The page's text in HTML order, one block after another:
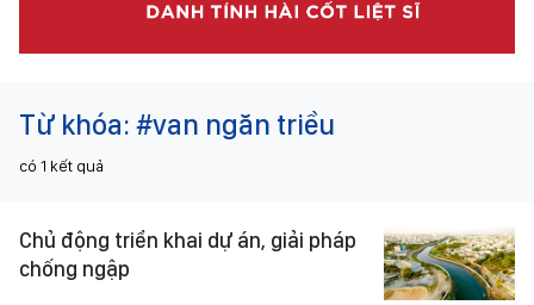
Từ khóa: #van ngăn triều
có 1 kết quả
Chủ động triển khai dự án, giải pháp
chống ngập